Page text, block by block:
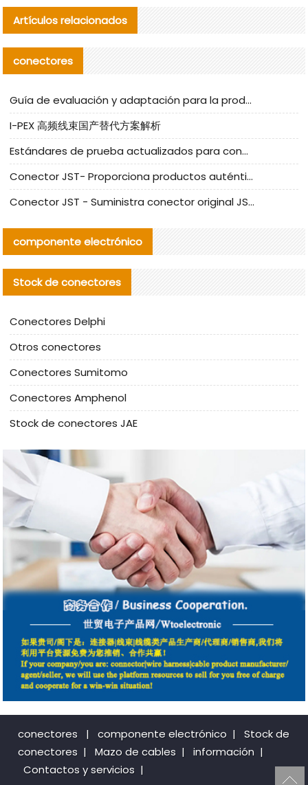
Artículos relacionados
conectores
Guía de evaluación y adaptación para la producción en serie de componentes de cables nacionales para CNC Tech
I-PEX 高频线束国产替代方案解析
Estándares de prueba actualizados para conectores nacionales bajo la referencia de CLIFF
Conector JST- Proporciona productos auténticos y alternativos del conector JST NSHR-02V-S
Conector JST - Suministra conector original JST GHR-09V-S | productos alternativos
componente electrónico
Stock de conectores
Conectores Delphi
Otros conectores
Conectores Sumitomo
Conectores Amphenol
Stock de conectores JAE
conectores | componente electrónico |
Stock de
conectores | Mazo de cables | información |
Contactos y servicios |